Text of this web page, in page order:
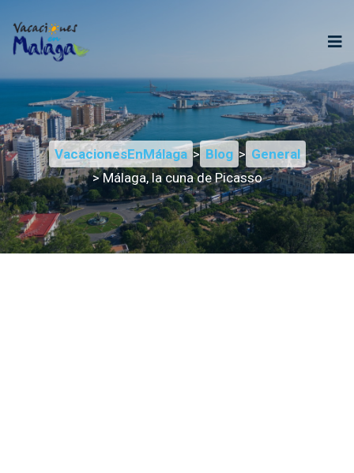
VacacionesEnMálaga > Blog > General
> Málaga, la cuna de Picasso